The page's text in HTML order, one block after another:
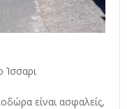
Ίσσαρι
είναι ασφαλείς,